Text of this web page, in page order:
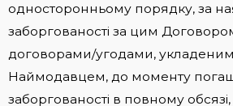
односторонньому порядку, за
заборгованості за цим
договорами/угодами,
Наймодавцем, до моменту
заборгованості в повному обсязі,